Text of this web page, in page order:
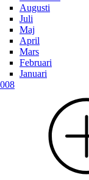
Augusti
Juli
Maj
April
Mars
Februari
Januari